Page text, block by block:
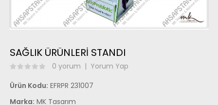
SAĞLIK ÜRÜNLERİ STANDI
0 yorum | Yorum Yap
Ürün Kodu: EFRPR 231007
Marka: MK Tasarım